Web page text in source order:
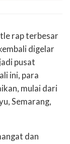
rap terbesar
digelar
pusat
ini, para
mulai dari
Semarang,
dan